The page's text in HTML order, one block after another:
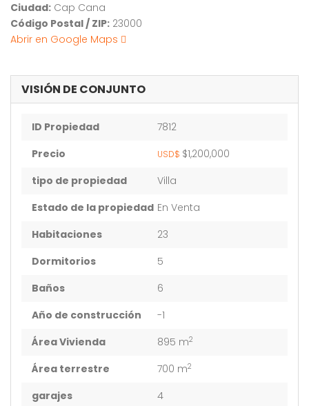
Ciudad: Cap Cana
Código Postal / ZIP: 23000
Abrir en Google Maps
VISIÓN DE CONJUNTO
ID Propiedad
7812
Precio
USD$ $1,200,000
tipo de propiedad
Villa
Estado de la propiedad En Venta
Habitaciones
23
Dormitorios
5
Baños
6
Año de construcción
-1
Área Vivienda
895 m2
Área terrestre 700 m2
garajes 4